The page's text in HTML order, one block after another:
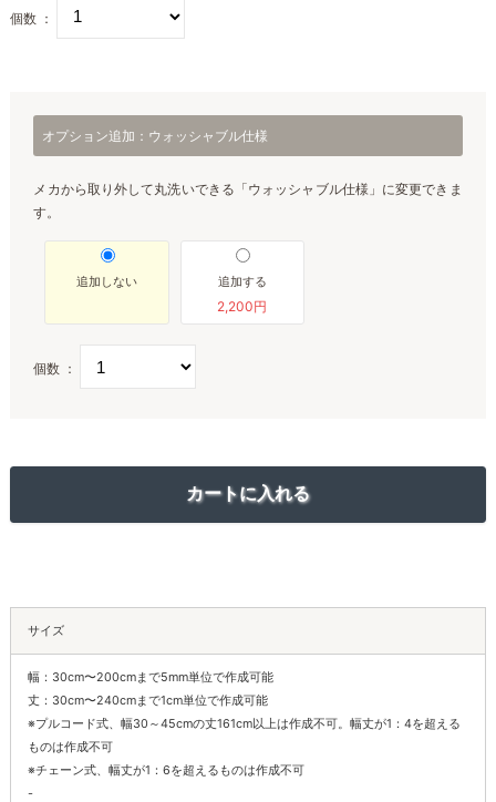
個数 ：
オプション追加：ウォッシャブル仕様
メカから取り外して丸洗いできる「ウォッシャブル仕様」に変更できま
す。
追加しない 追加する
2,200円
個数 ：
サイズ
幅：30cm〜200cmまで5mm単位で作成可能
丈：30cm〜240cmまで1cm単位で作成可能
※プルコード式、幅30～45cmの丈161cm以上は作成不可。幅丈が1：4を超える
ものは作成不可
※チェーン式、幅丈が1：6を超えるものは作成不可
-